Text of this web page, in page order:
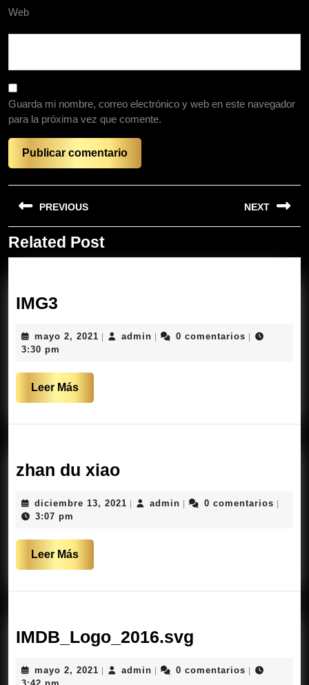
Web
Guarda mi nombre, correo electrónico y web en este navegador
para la próxima vez que comente.
Navegación
de
entradas
PREVIOUS
Entrada
anterior:
NEXT
entrada:
Related Post
IMG3
mayo 2, 2021 mayo
| adminadmin
| 0 comentarios |
3:30 pm
Leer MásLeer
Más
zhan du xiaozhan
xiao
diciembre 13, 2021 diciembre
| adminadmin
| 0 comentarios |
3:07 pm
Leer MásLeer
Más
IMDB_Logo_2016.svg
mayo 2, 2021 mayo
| adminadmin
| 0 comentarios |